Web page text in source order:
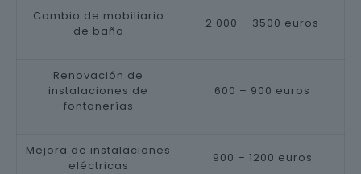
Cambio de mobiliario
de baño
2.000 – 3500 euros
Renovación de
instalaciones de
fontanerías
600 – 900 euros
Mejora de instalaciones
eléctricas
900 – 1200 euros